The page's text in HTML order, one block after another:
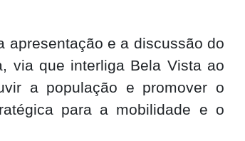
apresentação e a discussão do
via que interliga Bela Vista ao
a população e promover o
para a mobilidade e o